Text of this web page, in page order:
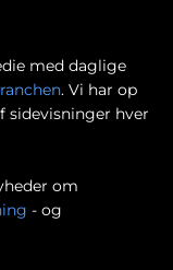
med daglige
. Vi har op
hver
om
- og